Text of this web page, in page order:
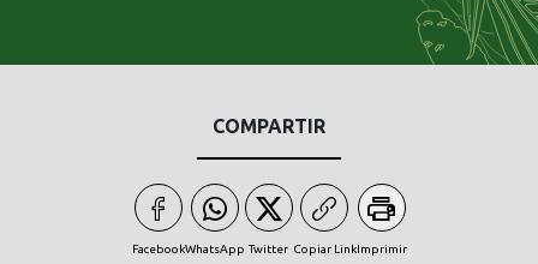
COMPARTIR
FacebookWhatsApp Twitter Copiar LinkImprimir